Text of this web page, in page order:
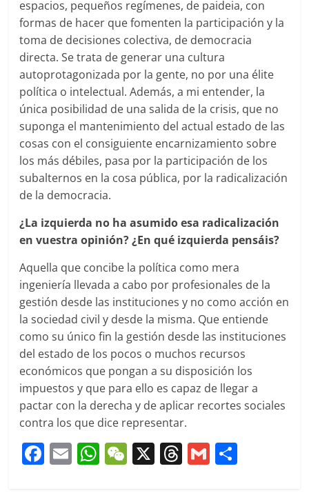
espacios, pequeños regímenes, de paideia, con
formas de hacer que fomenten la participación y la
toma de decisiones colectiva, de democracia
directa. Se trata de generar una cultura
autoprotagonizada por la gente, no por una élite
política o intelectual. Además, a mi entender, la
única posibilidad de una salida de la crisis, que no
suponga el mantenimiento del actual estado de las
cosas con el consiguiente encarnizamiento sobre
los más débiles, pasa por la participación de los
subalternos en la cosa pública, por la radicalización
de la democracia.
¿La izquierda no ha asumido esa radicalización
en vuestra opinión? ¿En qué izquierda pensáis?
Aquella que concibe la política como mera
ingeniería llevada a cabo por profesionales de la
gestión desde las instituciones y no como acción en
la sociedad civil y desde la misma. Que entiende
como su único fin la gestión desde las instituciones
del estado de los pocos o muchos recursos
económicos que pongan a su disposición los
impuestos y que para ello es capaz de llegar a
pactar con la derecha y de aplicar recortes sociales
contra los que dice representar.
F E W W X T G